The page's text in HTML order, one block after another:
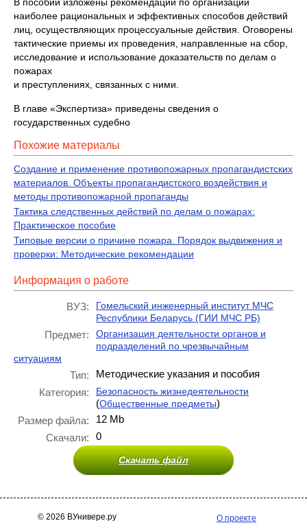
наиболее рациональных и эффективных способов действий
лиц, осуществляющих процессуальные действия. Оговорены
тактические приемы их проведения, направленные на сбор,
исследование и использование доказательств по делам о
пожарах
и преступлениях, связанных с ними.
В главе «Экспертиза» приведены сведения о
государственных судебно
Похожие материалы
Создание и применение противопожарных пропагандистских
материалов. Объекты пропагандистского воздействия и
методы противопожарной пропаганды
Тактика следственных действий по делам о пожарах:
Практическое пособие
Типовые версии о причине пожара. Порядок выдвижения и
проверки: Методические рекомендации
Информация о работе
ВУЗ:
Гомельский инженерный институт МЧС
Республики Беларусь (ГИИ МЧС РБ)
Предмет:
Организация деятельности органов и
подразделений по чрезвычайным
ситуациям
Тип:
Методические указания и пособия
Категория:
Безопасность жизнедеятельности
(Общественные предметы)
Размер файла:
12 Mb
Скачали:
0
Скачать файл
© 2026 ВУнивере.ру О проекте